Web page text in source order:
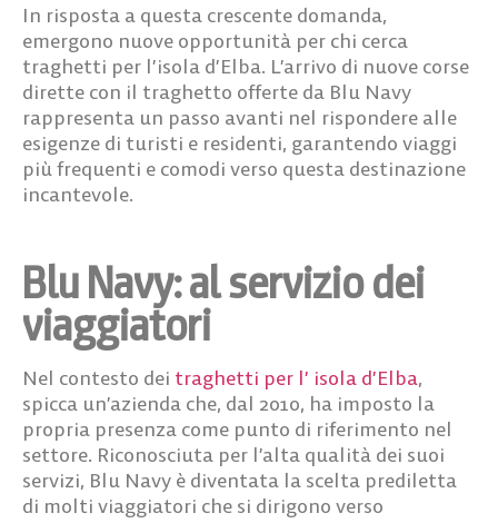
In risposta a questa crescente domanda,
emergono nuove opportunità per chi cerca
traghetti per l’isola d’Elba. L’arrivo di nuove corse
dirette con il traghetto offerte da Blu Navy
rappresenta un passo avanti nel rispondere alle
esigenze di turisti e residenti, garantendo viaggi
più frequenti e comodi verso questa destinazione
incantevole.
Blu Navy: al servizio dei
viaggiatori
Nel contesto dei traghetti per l’ isola d’Elba,
spicca un’azienda che, dal 2010, ha imposto la
propria presenza come punto di riferimento nel
settore. Riconosciuta per l’alta qualità dei suoi
servizi, Blu Navy è diventata la scelta prediletta
di molti viaggiatori che si dirigono verso